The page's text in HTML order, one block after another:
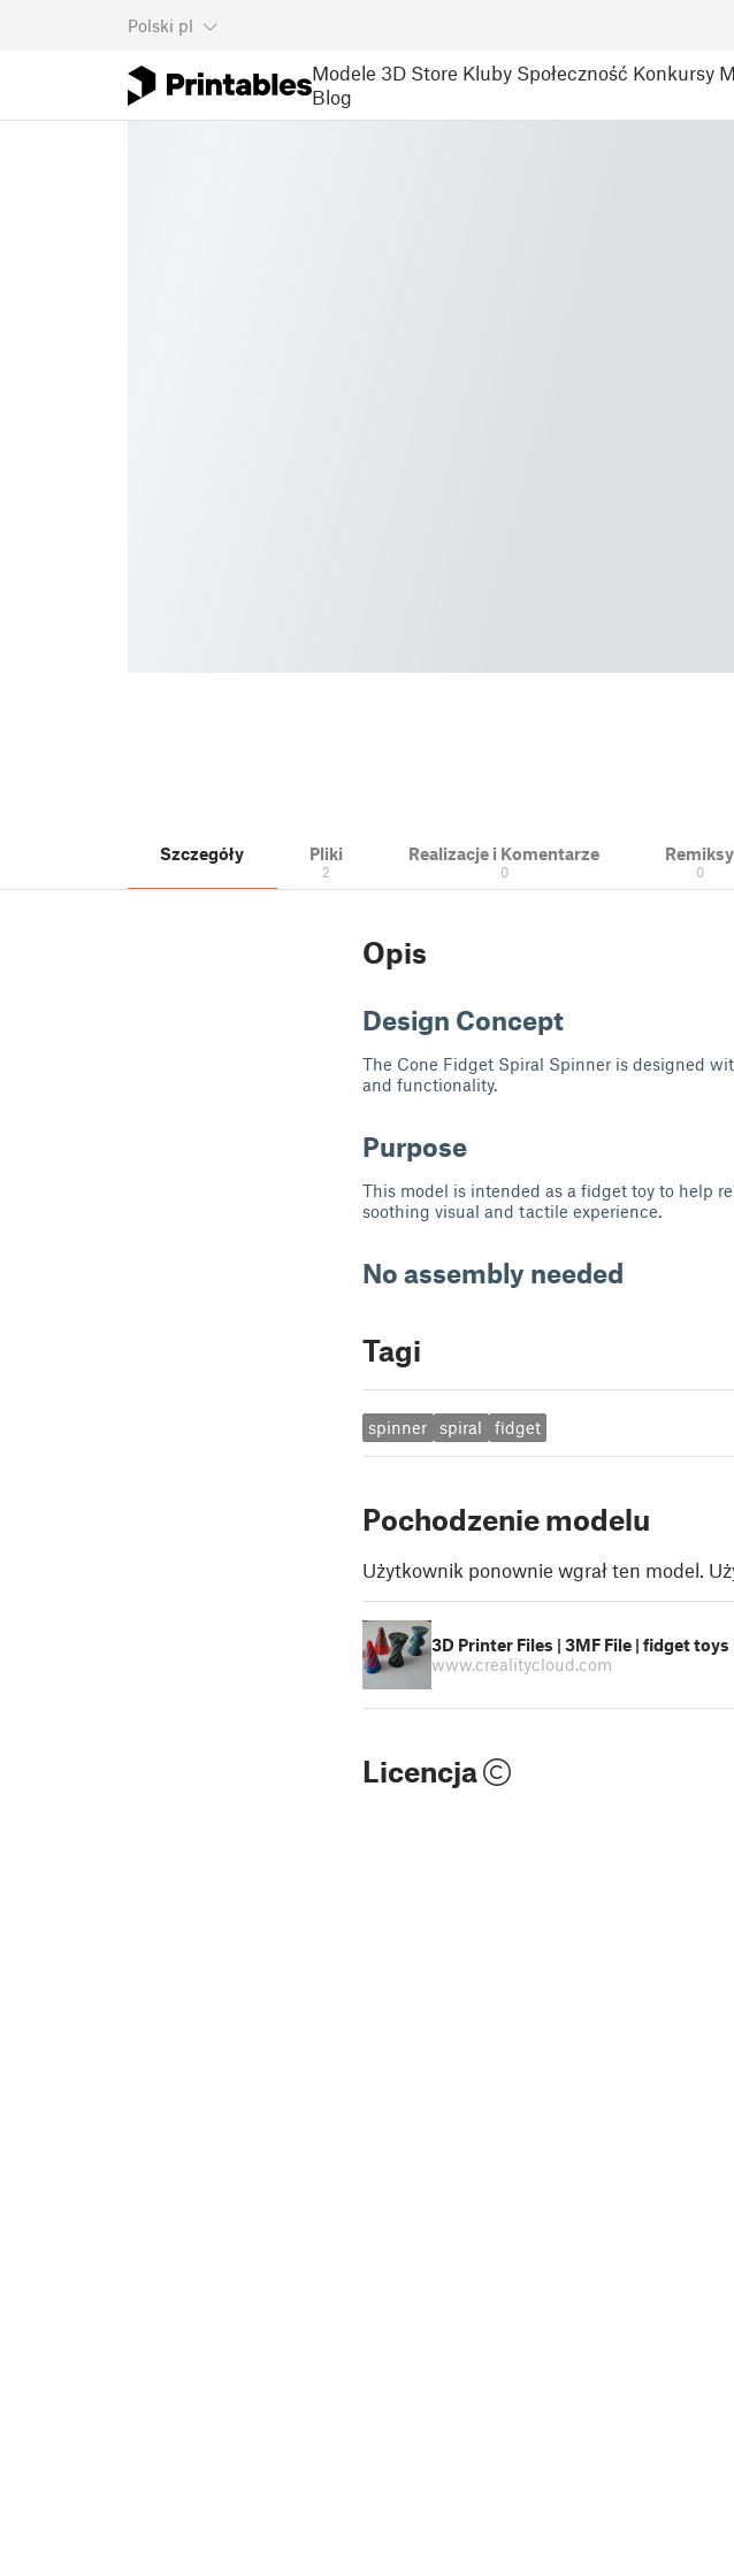
Polski pl
Modele 3D Store Kluby Społeczność Konkursy
Blog
Szczegóły Pliki
2
Realizacje i Komentarze
0
Remiksy
0
Opis
Design Concept
The Cone Fidget Spiral Spinner is designed
and functionality.
Purpose
This model is intended as a fidget toy to help
soothing visual and tactile experience.
No assembly needed
Tagi
spinner spiral fidget
Pochodzenie modelu
Użytkownik ponownie wgrał ten model.
3D Printer Files | 3MF File | fidget
www.crealitycloud.com
Licencja